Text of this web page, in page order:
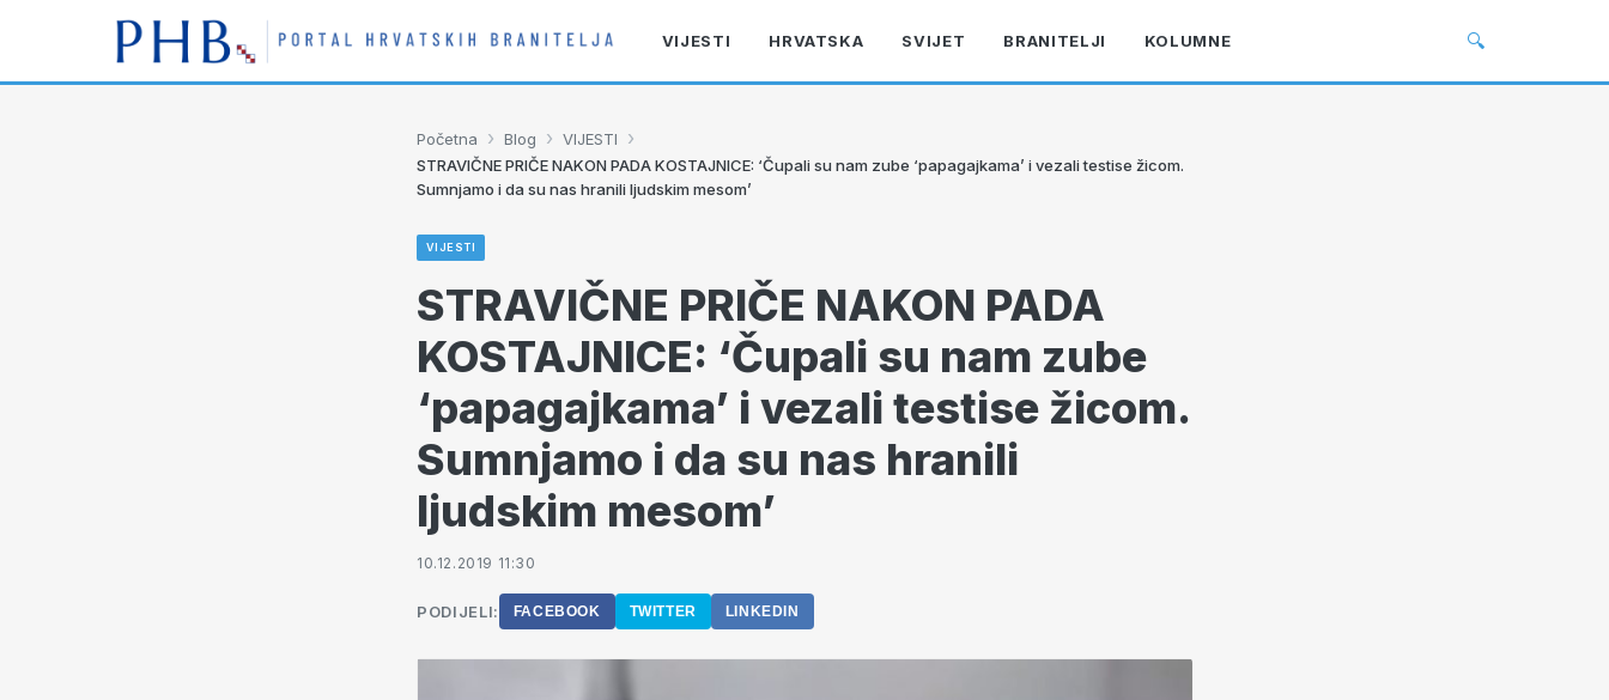
VIJESTI HRVATSKA SVIJET BRANITELJI KOLUMNE 🔍
Početna › Blog › VIJESTI ›
STRAVIČNE PRIČE NAKON PADA KOSTAJNICE: ‘Čupali su nam zube ‘papagajkama’ i vezali testise žicom.
Sumnjamo i da su nas hranili ljudskim mesom’
VIJESTI
STRAVIČNE PRIČE NAKON PADA
KOSTAJNICE: ‘Čupali su nam zube
‘papagajkama’ i vezali testise žicom.
Sumnjamo i da su nas hranili
ljudskim mesom’
10.12.2019 11:30
PODIJELI: FACEBOOK TWITTER LINKEDIN